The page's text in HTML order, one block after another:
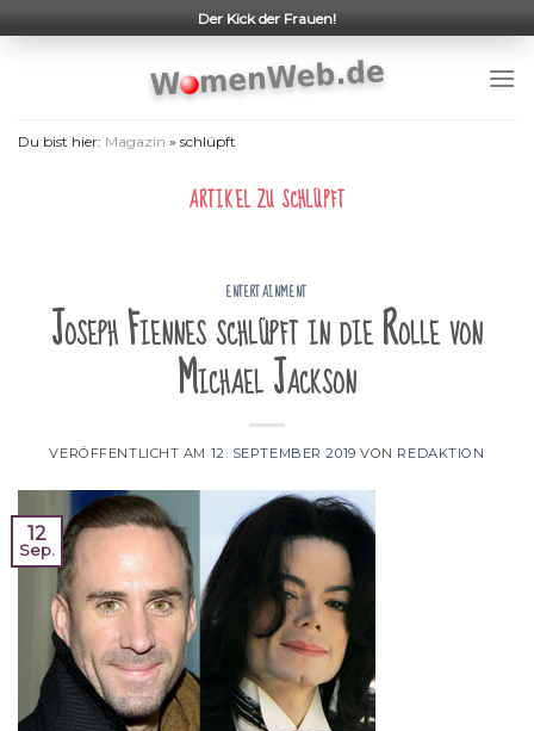
to
Der Kick der Frauen!
Du bist hier: Magazin » schlüpft
ARTIKEL ZU SCHLÜPFT
ENTERTAINMENT
Joseph Fiennes schlüpft in die Rolle von
Michael Jackson
VERÖFFENTLICHT AM 12. SEPTEMBER 2019 VON REDAKTION
12
Sep.